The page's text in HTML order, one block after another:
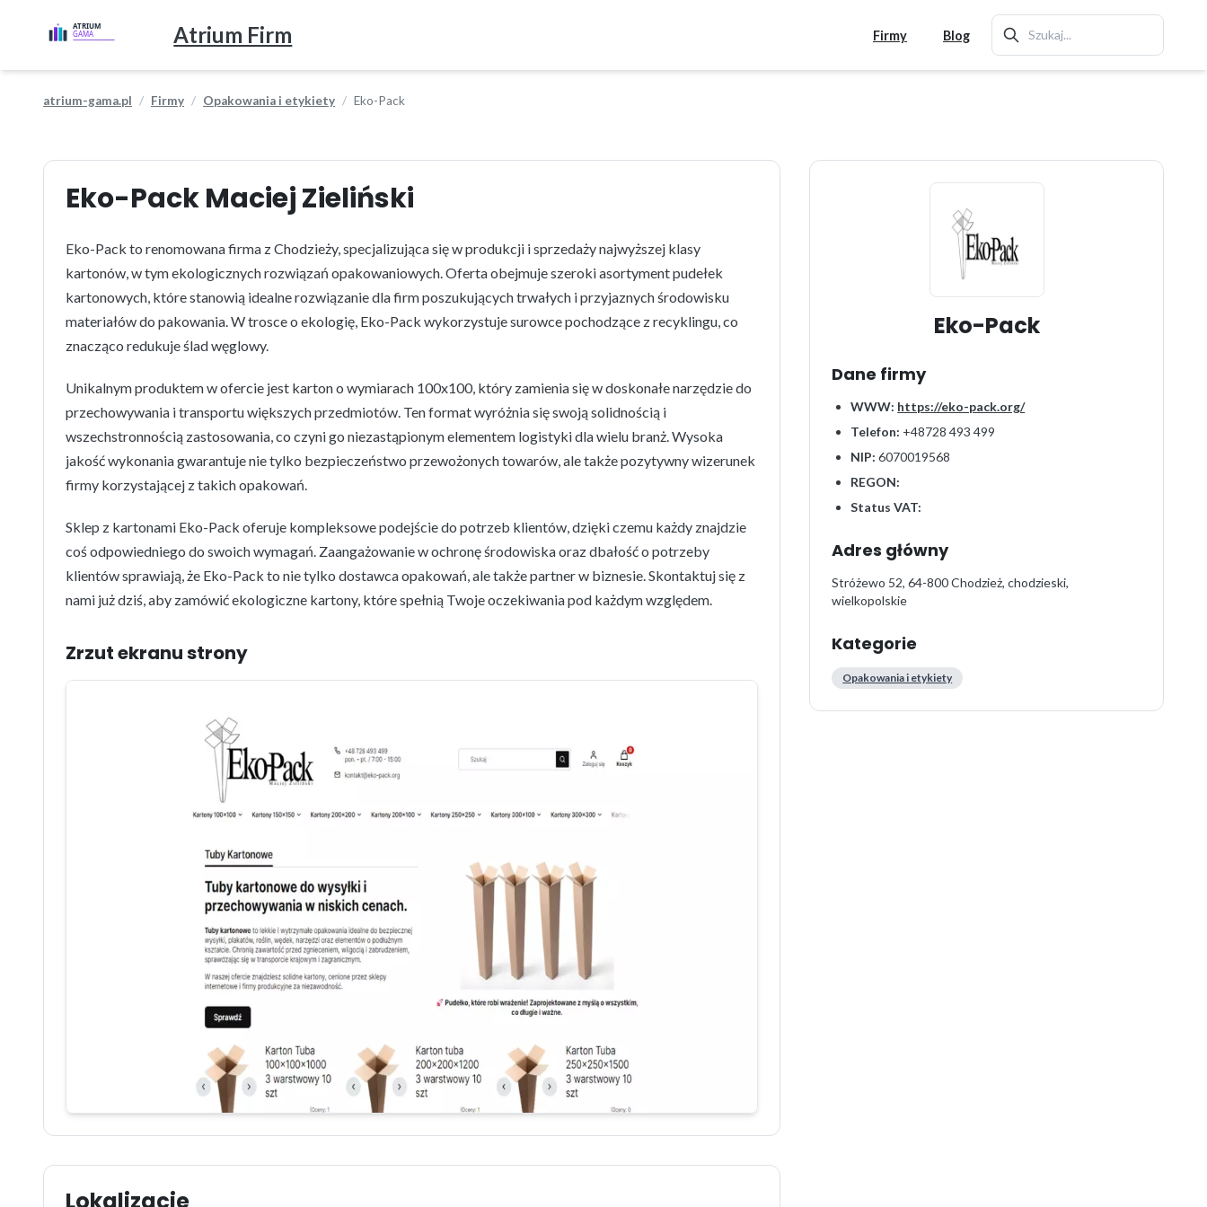
Atrium Firm Firmy Blog
atrium-gama.pl Firmy Opakowania i etykiety Eko-Pack
Eko-Pack Maciej Zieliński
Eko-Pack to renomowana firma z Chodzieży, specjalizująca się w produkcji i sprzedaży najwyższej klasy
kartonów, w tym ekologicznych rozwiązań opakowaniowych. Oferta obejmuje szeroki asortyment pudełek
kartonowych, które stanowią idealne rozwiązanie dla firm poszukujących trwałych i przyjaznych środowisku
materiałów do pakowania. W trosce o ekologię, Eko-Pack wykorzystuje surowce pochodzące z recyklingu, co
znacząco redukuje ślad węglowy.
Unikalnym produktem w ofercie jest karton o wymiarach 100x100, który zamienia się w doskonałe narzędzie do
przechowywania i transportu większych przedmiotów. Ten format wyróżnia się swoją solidnością i
wszechstronnością zastosowania, co czyni go niezastąpionym elementem logistyki dla wielu branż. Wysoka
jakość wykonania gwarantuje nie tylko bezpieczeństwo przewożonych towarów, ale także pozytywny wizerunek
firmy korzystającej z takich opakowań.
Sklep z kartonami Eko-Pack oferuje kompleksowe podejście do potrzeb klientów, dzięki czemu każdy znajdzie
coś odpowiedniego do swoich wymagań. Zaangażowanie w ochronę środowiska oraz dbałość o potrzeby
klientów sprawiają, że Eko-Pack to nie tylko dostawca opakowań, ale także partner w biznesie. Skontaktuj się z
nami już dziś, aby zamówić ekologiczne kartony, które spełnią Twoje oczekiwania pod każdym względem.
Zrzut ekranu strony
Eko-Pack
Dane firmy
WWW: https://eko-pack.org/
Telefon: +48728 493 499
NIP: 6070019568
REGON:
Status VAT:
Adres główny
Stróżewo 52, 64-800 Chodzież, chodzieski,
wielkopolskie
Kategorie
Opakowania i etykiety